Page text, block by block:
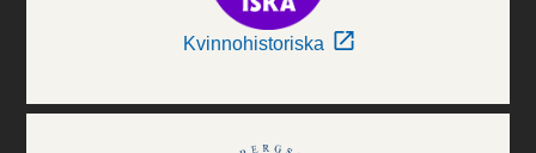
Kvinnohistoriska